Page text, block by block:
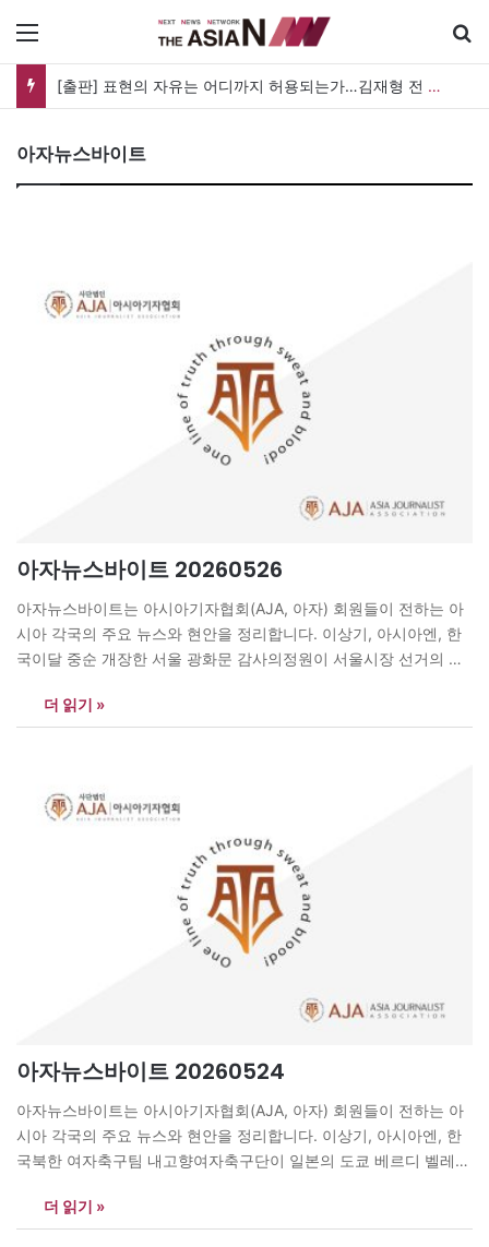
[출판] 표현의 자유는 어디까지 허용되는가…김재형 전 대법관 ‘언론과 인격권’
아자뉴스바이트
아자뉴스바이트 20260526
아자뉴스바이트는 아시아기자협회(AJA, 아자) 회원들이 전하는 아
시아 각국의 주요 뉴스와 현안을 정리합니다. 이상기, 아시아엔, 한
국이달 중순 개장한 서울 광화문 감사의정원이 서울시장 선거의 주
희생과 연대를 기리는 추모 공간으로, 시민 휴식과 평화·감사의 의미
를 함께 담고 있다. 서울시에 따르면 개장 이후 11일간 광화문광장
더 읽기 »
아자뉴스바이트 20260524
아자뉴스바이트는 아시아기자협회(AJA, 아자) 회원들이 전하는 아
시아 각국의 주요 뉴스와 현안을 정리합니다. 이상기, 아시아엔, 한
국북한 여자축구팀 내고향여자축구단이 일본의 도쿄 베르디 벨레자
운동장에서 열린 아시아축구연맹 여자 챔피언스리그 결승에서 주장
김경영의 결승골을 끝까지 지켜 1대0 승리를 거두며 대회 첫 우승을
더 읽기 »